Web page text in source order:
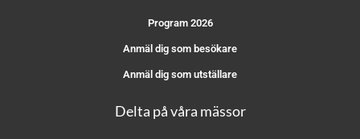
Program 2026
Anmäl dig som besökare
Anmäl dig som utställare
Delta på våra mässor